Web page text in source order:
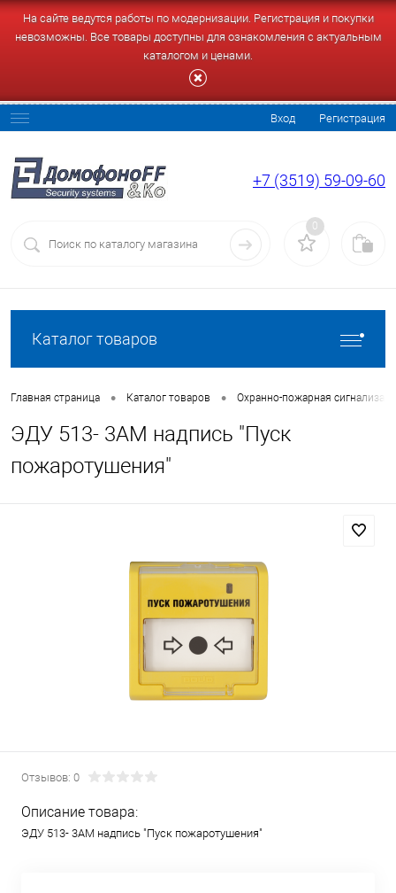
На сайте ведутся работы по модернизации. Регистрация и покупки
невозможны. Все товары доступны для ознакомления с актуальным
каталогом и ценами.
Вход Регистрация
+7 (3519) 59-09-60
0
Каталог товаров
Главная страница • Каталог товаров • Охранно-пожарная
ЭДУ 513- 3АМ надпись "Пуск
пожаротушения"
Отзывов: 0
Описание товара:
ЭДУ 513- 3АМ надпись "Пуск пожаротушения"